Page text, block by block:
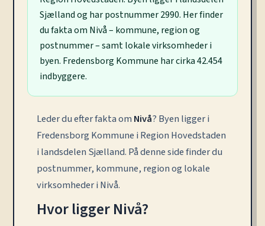
Sjælland og har postnummer 2990. Her finder
du fakta om Nivå – kommune, region og
postnummer – samt lokale virksomheder i
byen. Fredensborg Kommune har cirka 42.454
indbyggere.
Leder du efter fakta om Nivå? Byen ligger i
Fredensborg Kommune i Region Hovedstaden
i landsdelen Sjælland. På denne side finder du
postnummer, kommune, region og lokale
virksomheder i Nivå.
Hvor ligger Nivå?